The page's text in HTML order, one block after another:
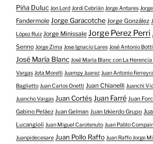
Piña Duluc Jon Lord Jordi Cebrián Jorge Antares
Fandermole Jorge Garacotche Jorge González
López Ruiz Jorge Minissale Jorge Perez Perri
Senno Jorge Zima Jose Ignacio Lares José Antonio
José María Blanc José María Blanc con La Herencia
Vargas Jota Morelli Juampy Juarez Juan Antonio
Baglietto Juan Carlos Onetti Juan Chianelli Juanchi
Juancho Vargas Juan Cortés Juan Farré Juan
Gabino Peláez Juan Gelman Juan Izkierdo Grupo
Lucangioli Juan Miguel Carotenuto Juan Pablo
Juanpidecesare Juan Pollo Raffo Juan Raffo Jorge